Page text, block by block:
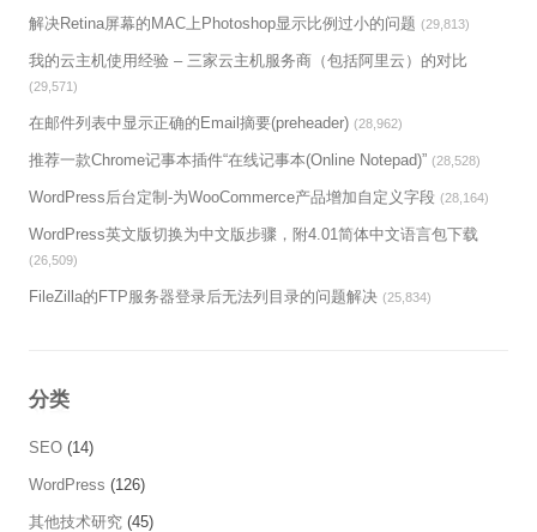
解决Retina屏幕的MAC上Photoshop显示比例过小的问题 (29,813)
我的云主机使用经验 – 三家云主机服务商（包括阿里云）的对比
(29,571)
在邮件列表中显示正确的Email摘要(preheader) (28,962)
推荐一款Chrome记事本插件“在线记事本(Online Notepad)” (28,528)
WordPress后台定制-为WooCommerce产品增加自定义字段 (28,164)
WordPress英文版切换为中文版步骤，附4.01简体中文语言包下载
(26,509)
FileZilla的FTP服务器登录后无法列目录的问题解决 (25,834)
分类
SEO (14)
WordPress (126)
其他技术研究 (45)